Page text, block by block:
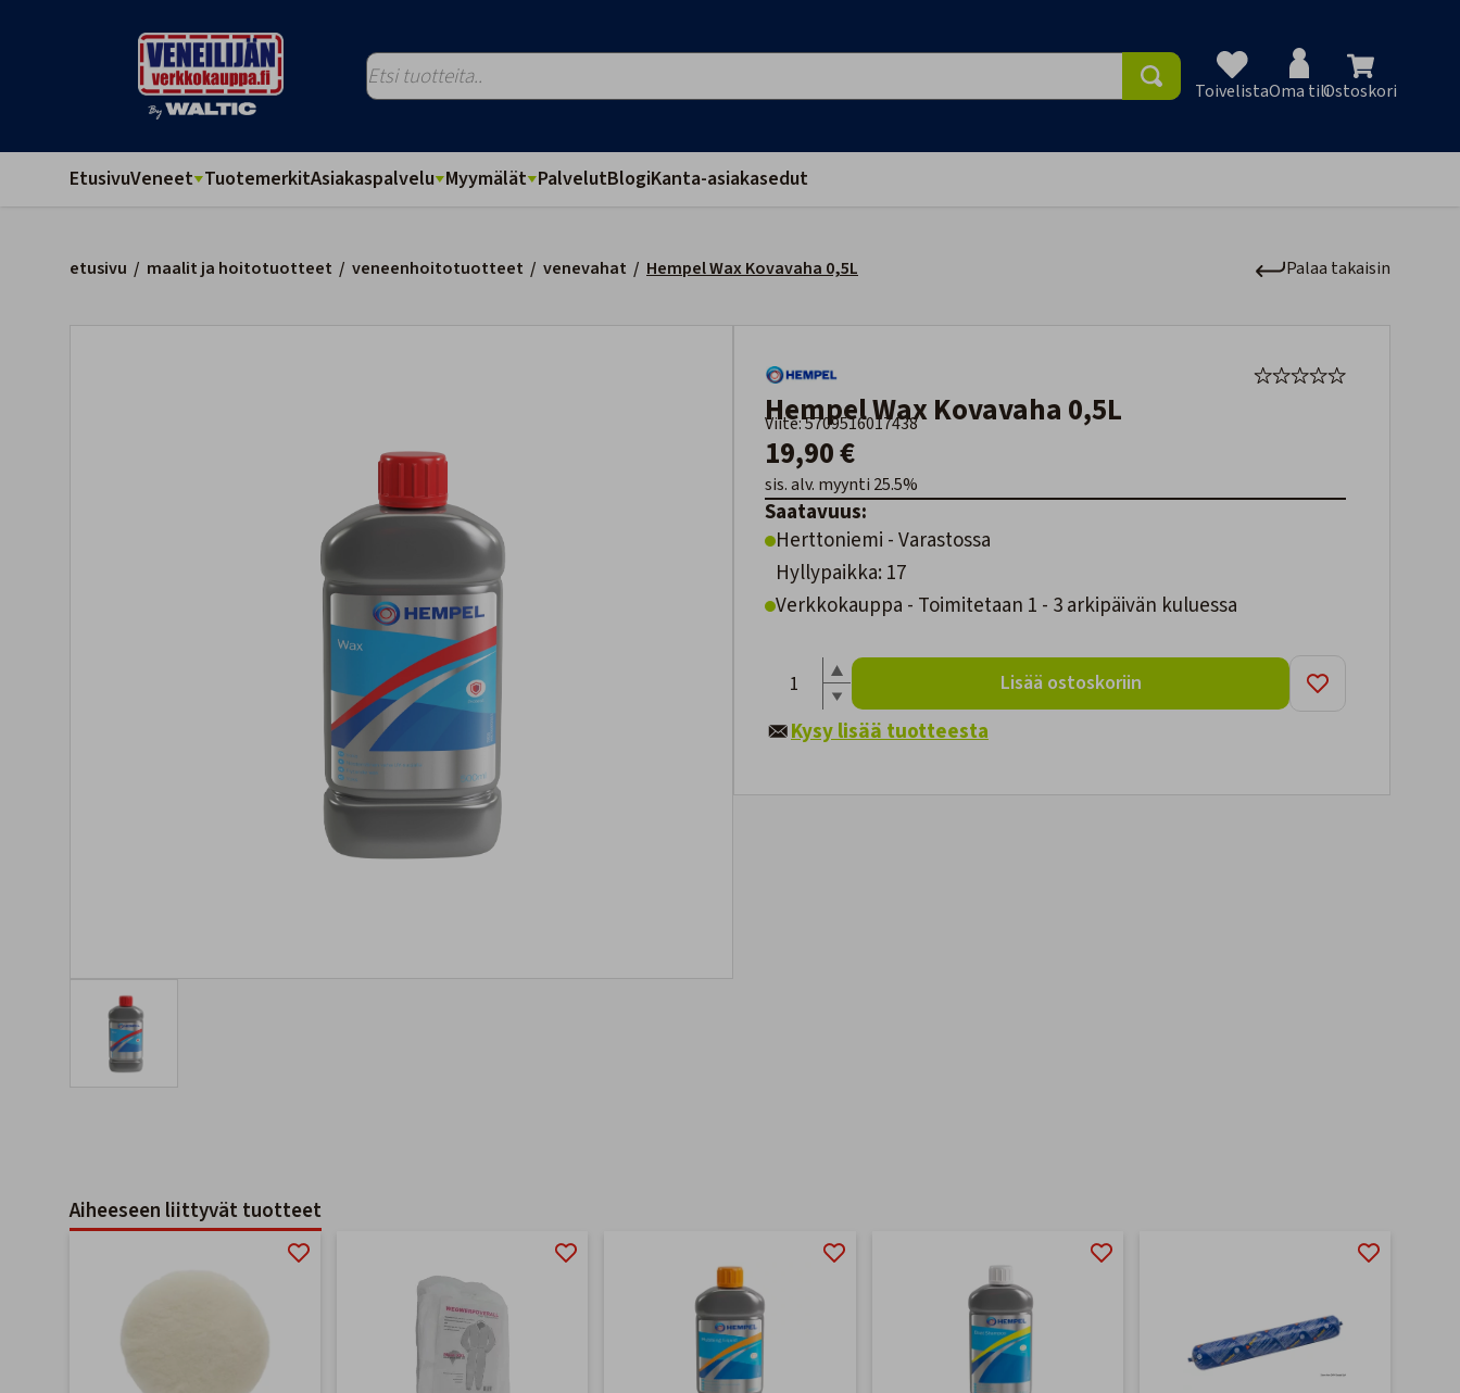
ToivelistaOma tiliOstoskori
EtusivuVeneet TuotemerkitAsiakaspalvelu Myymälät PalvelutBlogiKanta-asiakasedut
etusivu / maalit ja hoitotuotteet / veneenhoitotuotteet / venevahat / Hempel Wax Kovavaha 0,5L Palaa takaisin
Hempel Wax Kovavaha 0,5L
Viite: 5709516017438
19,90 €
sis. alv. myynti 25.5%
Saatavuus:
Herttoniemi - Varastossa
Hyllypaikka: 17
Verkkokauppa - Toimitetaan 1 - 3 arkipäivän kuluessa
Lisää ostoskoriin
Kysy lisää tuotteesta
Aiheeseen liittyvät tuotteet